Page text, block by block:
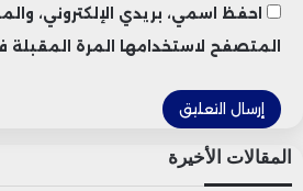
احفظ اسمي، بريدي الإلكتروني،
المتصفح لاستخدامها المرة
المقالات الأخيرة